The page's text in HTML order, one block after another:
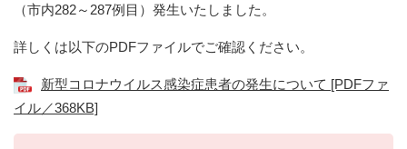
（市内282～287例目）発生いたしました。
詳しくは以下のPDFファイルでご確認ください。
新型コロナウイルス感染症患者の発生について [PDFファ
イル／368KB]